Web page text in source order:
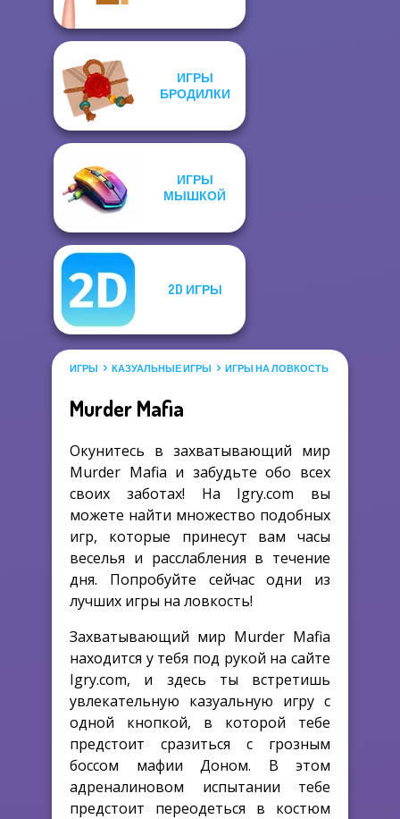
ИГРЫ
БРОДИЛКИ
ИГРЫ
МЫШКОЙ
2D ИГРЫ
ИГРЫ КАЗУАЛЬНЫЕ ИГРЫ ИГРЫ НА ЛОВКОСТЬ
Murder Mafia
Окунитесь в захватывающий мир
Murder Mafia и забудьте обо всех
своих заботах! На Igry.com вы
можете найти множество подобных
игр, которые принесут вам часы
веселья и расслабления в течение
дня. Попробуйте сейчас одни из
лучших игры на ловкость!
Захватывающий мир Murder Mafia
находится у тебя под рукой на сайте
Igry.com, и здесь ты встретишь
увлекательную казуальную игру с
одной кнопкой, в которой тебе
предстоит сразиться с грозным
боссом мафии Доном. В этом
адреналиновом испытании тебе
предстоит переодеться в костюм